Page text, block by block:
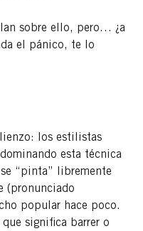
sobre ello, pero… ¿a
el pánico, te lo
los estilistas
esta técnica
“pinta” libremente
(pronunciado
popular hace poco.
significa barrer o